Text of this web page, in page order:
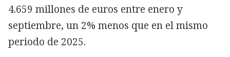
4.659 millones de euros entre enero y
septiembre, un 2% menos que en el mismo
periodo de 2025.